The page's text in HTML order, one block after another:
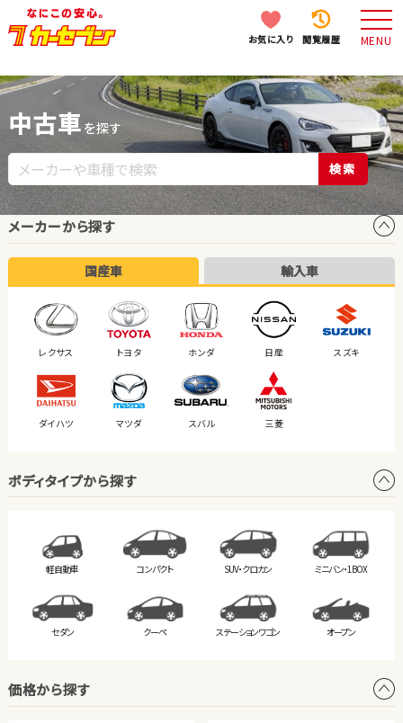
お気に入り 閲覧履歴 MENU
中古車 を探す
検索
メーカーから探す
国産車 輸入車
レクサス トヨタ ホンダ 日産 スズキ
ダイハツ マツダ スバル 三菱
ボディタイプから探す
軽自動車 コンパクト SUV・クロカン ミニバン・1BOX
セダン クーペ ステーションワゴン オープン
価格から探す